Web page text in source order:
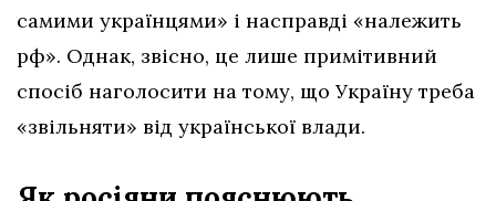
самими українцями» і насправді «належить
рф». Однак, звісно, це лише примітивний
спосіб наголосити на тому, що Україну треба
«звільняти» від української влади.